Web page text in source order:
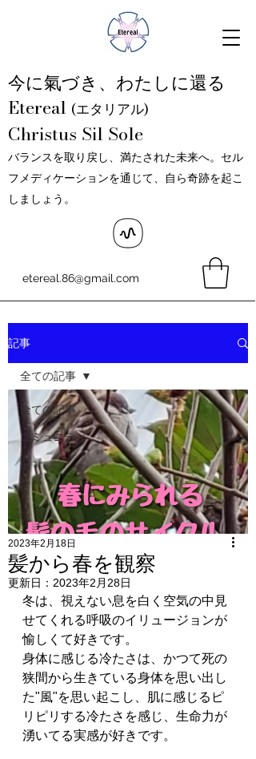
今に氣づき、わたしに還る
Etereal (エタリアル)
Christus Sil Sole
バランスを取り戻し、満たされた未来へ。セル
フメディケーションを通じて、自ら奇跡を起こ
しましょう。
etereal.86@gmail.com
記事
全ての記事
コミュニティ
全ての記事
髪から春を観察
2023年2月18日
更新日： 2023年2月28日
冬は、視えない息を白く空気の中見
せてくれる呼吸のイリュージョンが
愉しくて好きです。
身体に感じる冷たさは、かつて死の
狭間から生きている身体を思い出し
た"風"を思い起こし、肌に感じるピ
リピリする冷たさを感じ、生命力が
湧いてる実感が好きです。